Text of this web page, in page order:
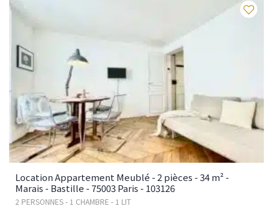
Location Appartement Meublé - 2 pièces - 34 m² -
Marais - Bastille - 75003 Paris - 103126
2 PERSONNES - 1 CHAMBRE - 1 LIT